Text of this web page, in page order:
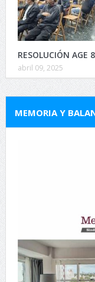
RESOLUCIÓN AGE
abril 09, 2025
MEMORIA Y